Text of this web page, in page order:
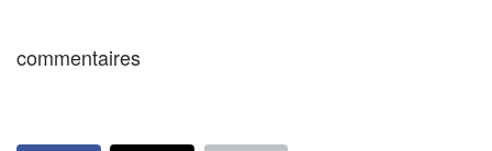
commentaires